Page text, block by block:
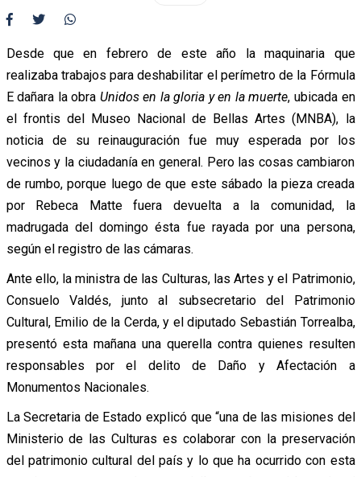
Desde que en febrero de este año la maquinaria que
realizaba trabajos para deshabilitar el perímetro de la Fórmula
E dañara la obra Unidos en la gloria y en la muerte, ubicada en
el frontis del Museo Nacional de Bellas Artes (MNBA), la
noticia de su reinauguración fue muy esperada por los
vecinos y la ciudadanía en general. Pero las cosas cambiaron
de rumbo, porque luego de que este sábado la pieza creada
por Rebeca Matte fuera devuelta a la comunidad, la
madrugada del domingo ésta fue rayada por una persona,
según el registro de las cámaras.
Ante ello, la ministra de las Culturas, las Artes y el Patrimonio,
Consuelo Valdés, junto al subsecretario del Patrimonio
Cultural, Emilio de la Cerda, y el diputado Sebastián Torrealba,
presentó esta mañana una querella contra quienes resulten
responsables por el delito de Daño y Afectación a
Monumentos Nacionales.
La Secretaria de Estado explicó que “una de las misiones del
Ministerio de las Culturas es colaborar con la preservación
del patrimonio cultural del país y lo que ha ocurrido con esta